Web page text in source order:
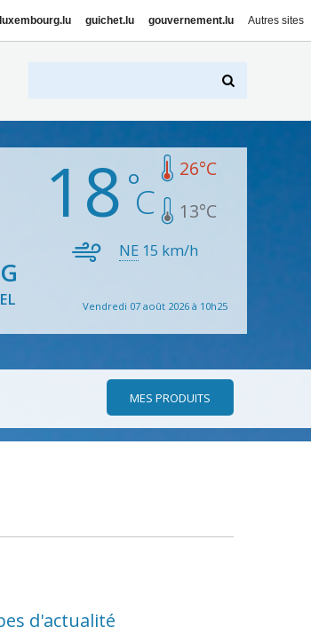
luxembourg.lu guichet.lu gouvernement.lu Autres sites
18 26°C
13°C
NE 15 km/h
Vendredi 07 août 2026 à 10h25
MES PRODUITS
d'actualité